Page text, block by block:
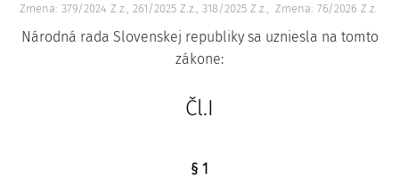
Zmena: 379/2024 Z.z., 261/2025 Z.z., 318/2025 Z.z.
Zmena: 76/2026 Z.z.
Národná rada Slovenskej republiky sa uzniesla na tomto
zákone:
Čl.I
§ 1